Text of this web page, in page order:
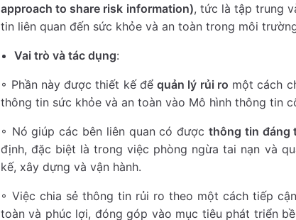
approach to share risk information), tức là tập trung
tin liên quan đến sức khỏe và an toàn trong môi
Vai trò và tác dụng:
◦ Phần này được thiết kế để quản lý rủi ro một cách
thông tin sức khỏe và an toàn vào Mô hình thông tin
◦ Nó giúp các bên liên quan có được thông tin đáng
định, đặc biệt là trong việc phòng ngừa tai nạn và
kế, xây dựng và vận hành.
◦ Việc chia sẻ thông tin rủi ro theo một cách tiếp
toàn và phúc lợi, đóng góp vào mục tiêu phát triển